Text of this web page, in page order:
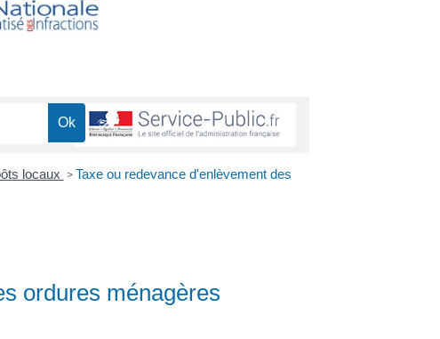
locaux > Taxe ou redevance d'enlèvement des
ordures ménagères